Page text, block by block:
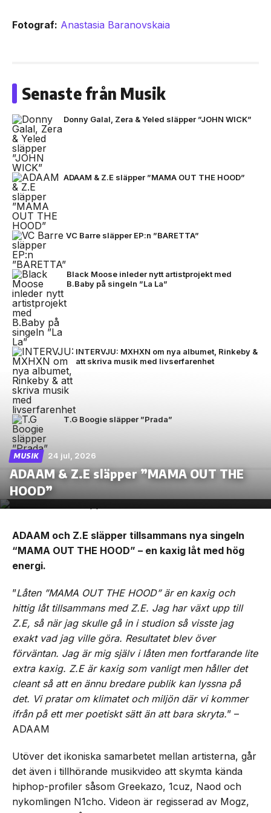
Fotograf: Anastasia Baranovskaia
Senaste från Musik
Donny Galal, Zera & Yeled släpper ”JOHN WICK”
ADAAM & Z.E släpper ”MAMA OUT THE HOOD”
VC Barre släpper EP:n ”BARETTA”
Black Moose inleder nytt artistprojekt med
B.Baby på singeln ”La La”
INTERVJU: MXHXN om nya albumet, Rinkeby &
att skriva musik med livserfarenhet
T.G Boogie släpper ”Prada”
MUSIK 24 jul, 2026
ADAAM & Z.E släpper ”MAMA OUT THE
HOOD”
ADAAM och Z.E släpper tillsammans nya singeln
“MAMA OUT THE HOOD” – en kaxig låt med hög
energi.
”Låten ”MAMA OUT THE HOOD” är en kaxig och
hittig låt tillsammans med Z.E. Jag har växt upp till
Z.E, så när jag skulle gå in i studion så visste jag
exakt vad jag ville göra. Resultatet blev över
förväntan. Jag är mig själv i låten men fortfarande lite
extra kaxig. Z.E är kaxig som vanligt men håller det
cleant så att en ännu bredare publik kan lyssna på
det. Vi pratar om klimatet och miljön där vi kommer
ifrån på ett mer poetiskt sätt än att bara skryta.” –
ADAAM
Utöver det ikoniska samarbetet mellan artisterna, går
det även i tillhörande musikvideo att skymta kända
hiphop-profiler såsom Greekazo, 1cuz, Naod och
nykomlingen N1cho. Videon är regisserad av Mogz,